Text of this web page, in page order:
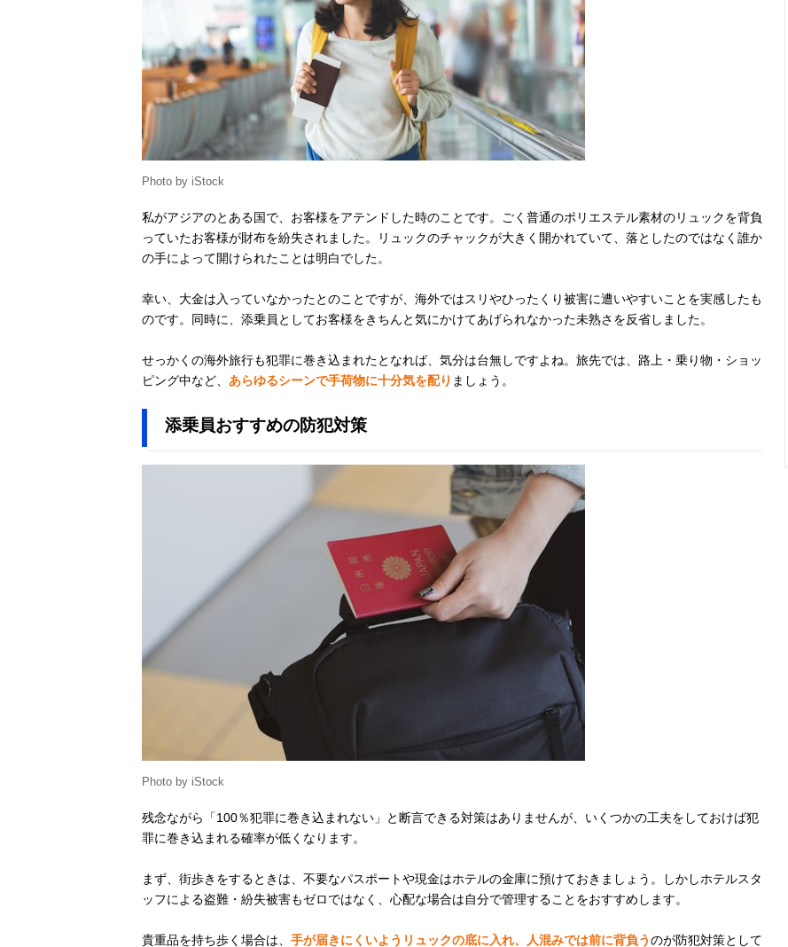
Photo by iStock
私がアジアのとある国で、お客様をアテンドした時のことです。ごく普通のポリエステル素材のリュックを背負
っていたお客様が財布を紛失されました。リュックのチャックが大きく開かれていて、落としたのではなく誰か
の手によって開けられたことは明白でした。
幸い、大金は入っていなかったとのことですが、海外ではスリやひったくり被害に遭いやすいことを実感したも
のです。同時に、添乗員としてお客様をきちんと気にかけてあげられなかった未熟さを反省しました。
せっかくの海外旅行も犯罪に巻き込まれたとなれば、気分は台無しですよね。旅先では、路上・乗り物・ショッ
ピング中など、 あらゆるシーンで手荷物に十分気を配り ましょう。
添乗員おすすめの防犯対策
Photo by iStock
残念ながら「100％犯罪に巻き込まれない」と断言できる対策はありませんが、いくつかの工夫をしておけば犯
罪に巻き込まれる確率が低くなります。
まず、街歩きをするときは、不要なパスポートや現金はホテルの金庫に預けておきましょう。しかしホテルスタ
ッフによる盗難・紛失被害もゼロではなく、心配な場合は自分で管理することをおすすめします。
貴重品を持ち歩く場合は、 手が届きにくいようリュックの底に入れ、人混みでは前に背負うのが防犯対策として